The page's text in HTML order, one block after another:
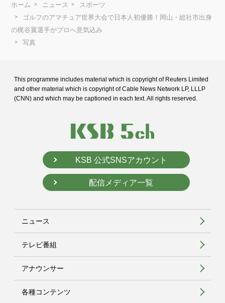
ホーム ニュース
スポーツ
ゴルフのアマチュア世界大会で日本人初優勝！岡山・総社市出身
の梶谷翼選手がプロへ意気込み
写真
This programme includes material which is copyright of Reuters Limited
and other material which is copyright of Cable News Network LP, LLLP
(CNN) and which may be captioned in each text. All rights reserved.
KSB 公式SNSアカウント
配信メディア一覧
ニュース
テレビ番組
アナウンサー
各種コンテンツ